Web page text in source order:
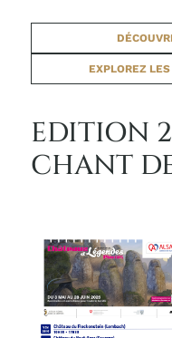
EXPLOREZ
EDITION
CHANT